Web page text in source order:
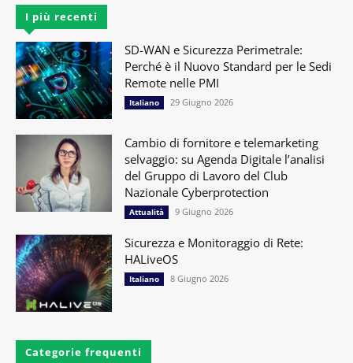
I più recenti
SD-WAN e Sicurezza Perimetrale:
Perché è il Nuovo Standard per le Sedi
Remote nelle PMI
Italiano 29 Giugno 2026
Cambio di fornitore e telemarketing
selvaggio: su Agenda Digitale l’analisi
del Gruppo di Lavoro del Club
Nazionale Cyberprotection
Attualità 9 Giugno 2026
Sicurezza e Monitoraggio di Rete:
HALiveOS
Italiano 8 Giugno 2026
Categorie frequenti